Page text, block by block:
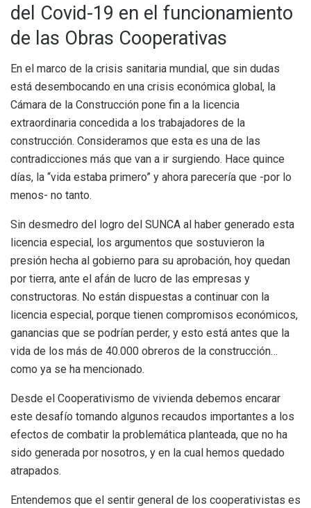
del Covid-19 en el funcionamiento
de las Obras Cooperativas
En el marco de la crisis sanitaria mundial, que sin dudas
está desembocando en una crisis económica global, la
Cámara de la Construcción pone fin a la licencia
extraordinaria concedida a los trabajadores de la
construcción. Consideramos que esta es una de las
contradicciones más que van a ir surgiendo. Hace quince
días, la “vida estaba primero” y ahora parecería que -por lo
menos- no tanto.
Sin desmedro del logro del SUNCA al haber generado esta
licencia especial, los argumentos que sostuvieron la
presión hecha al gobierno para su aprobación, hoy quedan
por tierra, ante el afán de lucro de las empresas y
constructoras. No están dispuestas a continuar con la
licencia especial, porque tienen compromisos económicos,
ganancias que se podrían perder, y esto está antes que la
vida de los más de 40.000 obreros de la construcción…
como ya se ha mencionado.
Desde el Cooperativismo de vivienda debemos encarar
este desafío tomando algunos recaudos importantes a los
efectos de combatir la problemática planteada, que no ha
sido generada por nosotros, y en la cual hemos quedado
atrapados.
Entendemos que el sentir general de los cooperativistas es